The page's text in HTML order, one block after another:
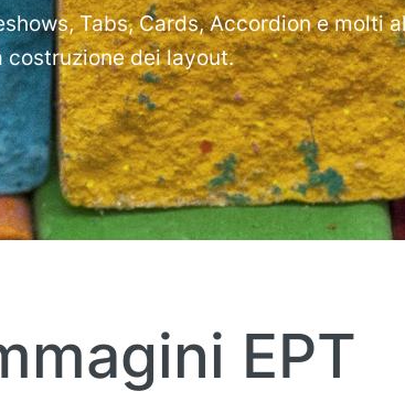
Tabs, Cards, Accordion e molti
dei layout.
EPT